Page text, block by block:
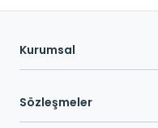
Kurumsal
Sözleşmeler